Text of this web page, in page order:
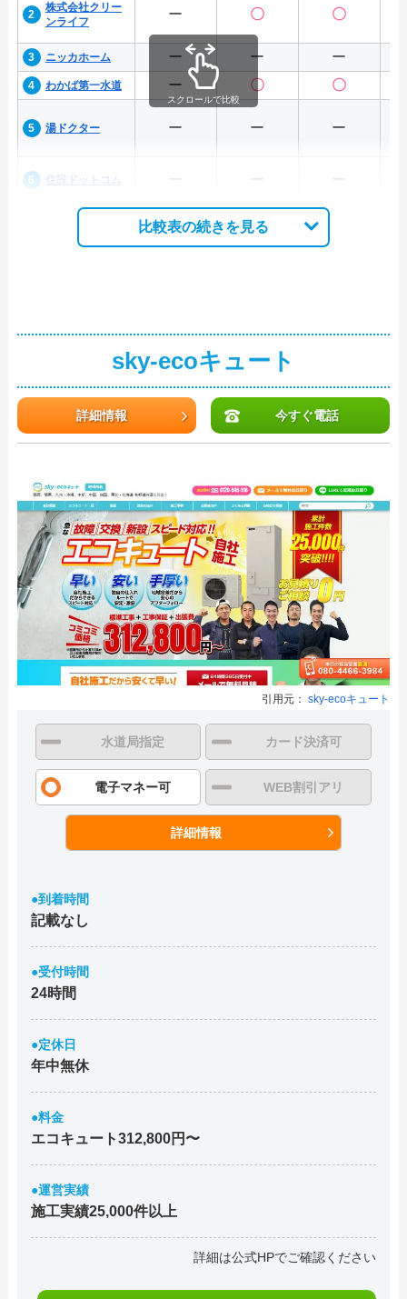
株式会社クリー
ンライフ
ー 〇 〇
ニッカホーム ー ー ー
わかば第一水道 ー 〇 〇
湯ドクター ー ー ー
住設ドットコム
スクロールで比較
比較表の続きを見る
sky-ecoキュート
詳細情報 今すぐ電話
引用元： sky-ecoキュート
水道局指定 カード決済可
電子マネー可 WEB割引アリ
詳細情報
●到着時間
記載なし
●受付時間
24時間
●定休日
年中無休
●料金
エコキュート312,800円〜
●運営実績
施工実績25,000件以上
詳細は公式HPでご確認ください